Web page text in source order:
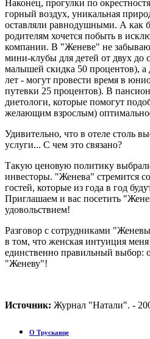
Наконец, прогулки по
горный воздух, уникальная
оставляли равнодушными. А как
родителям хочется побыть в
компании. В "Женеве" не
мини-клубы для детей от двух до
малышей скидка 50 процентов), а
лет - могут провести время в
путевки 25 процентов). В
диетологи, которые помогут
желающим взрослым)
Удивительно, что в отеле столь
услуги... С чем это связано?
Такую ценовую политику
инвесторы. "Женева" стремится
гостей, которые из года в год
Приглашаем и вас посетить
удовольствием!
Разговор с сотрудниками
в том, что женская интуиция меня
единственно правильный выбор:
"Женеву"!
Источник: Журнал "Натали". -
О Трускавце